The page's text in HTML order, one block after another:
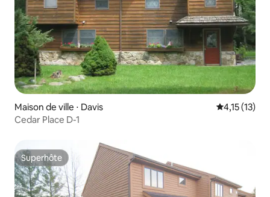
Maison de ville ⋅ Davis Évaluation
4,15 (13)
Cedar Place D-1
Superhôte
Superhôte